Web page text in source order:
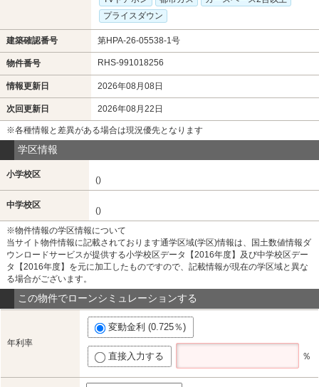
プライスダウン
建築確認番号 第HPA-26-05538-1号
物件番号 RHS-991018256
情報更新日 2026年08月08日
次回更新日 2026年08月22日
※各種情報と差異がある場合は現況優先となります
学区情報
小学校区
()
中学校区
()
※物件情報の学区情報について
当サイト物件情報に記載されております通学区域(学区)情報は、国土数値情報ダ
ウンロードサービスが提供する小学校区データ【2016年度】及び中学校区デー
タ【2016年度】を元に加工したものですので、記載情報が現在の学区域と異な
る場合がございます。
この物件でローンシミュレーションする
年利率
変動金利 (0.725％)
直接入力する ％